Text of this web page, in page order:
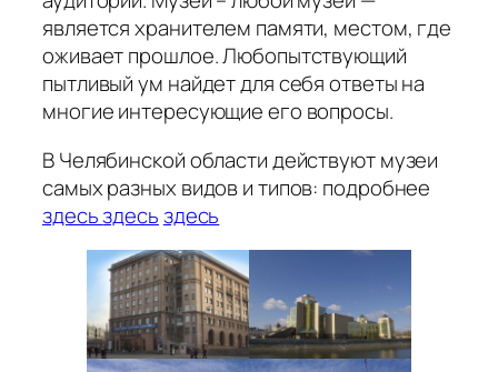
является хранителем памяти, местом, где
оживает прошлое. Любопытствующий
пытливый ум найдет для себя ответы на
многие интересующие его вопросы.
В Челябинской области действуют музеи
самых разных видов и типов: подробнее
здесьздесьздесь